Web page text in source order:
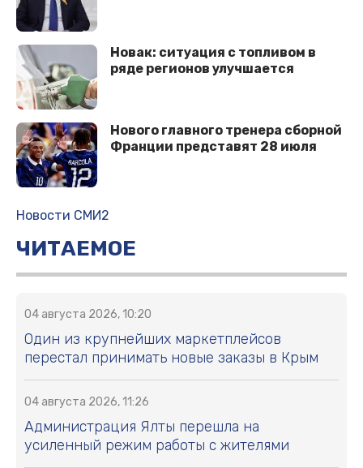
Новак: ситуация с топливом в
ряде регионов улучшается
Нового главного тренера сборной
Франции представят 28 июля
Новости СМИ2
ЧИТАЕМОЕ
04 августа 2026, 10:20
Один из крупнейших маркетплейсов
перестал принимать новые заказы в Крым
04 августа 2026, 11:26
Администрация Ялты перешла на
усиленный режим работы с жителями